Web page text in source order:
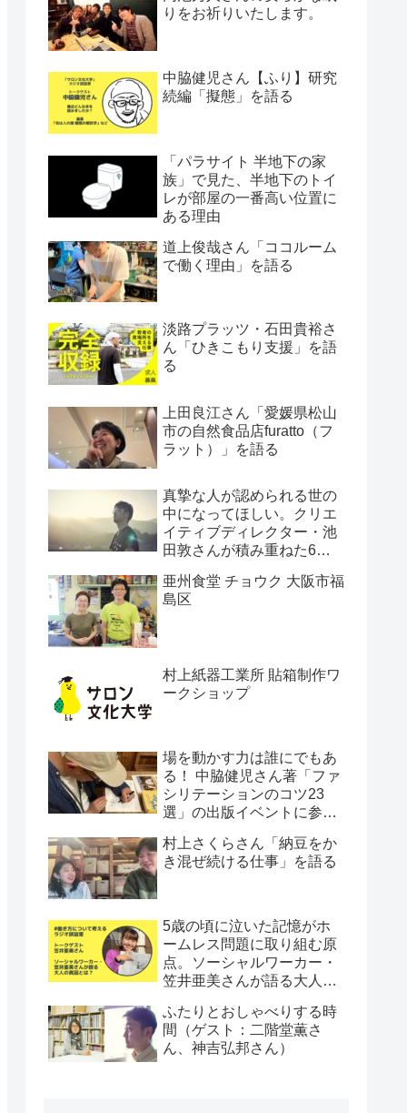
りをお祈りいたします。
中脇健児さん【ふり】研究
続編「擬態」を語る
「パラサイト 半地下の家
族」で見た、半地下のトイ
レが部屋の一番高い位置に
ある理由
道上俊哉さん「ココルーム
で働く理由」を語る
淡路プラッツ・石田貴裕さ
ん「ひきこもり支援」を語
る
上田良江さん「愛媛県松山
市の自然食品店furatto（フ
ラット）」を語る
真摯な人が認められる世の
中になってほしい。クリエ
イティブディレクター・池
田敦さんが積み重ねた6年
亜州食堂 チョウク 大阪市福
島区
村上紙器工業所 貼箱制作ワ
ークショップ
場を動かす力は誰にでもあ
る！ 中脇健児さん著「ファ
シリテーションのコツ23
選」の出版イベントに参加
村上さくらさん「納豆をか
き混ぜ続ける仕事」を語る
5歳の頃に泣いた記憶がホ
ームレス問題に取り組む原
点。ソーシャルワーカー・
笠井亜美さんが語る大人の
ふたりとおしゃべりする時
間（ゲスト：二階堂薫さ
ん、神吉弘邦さん）